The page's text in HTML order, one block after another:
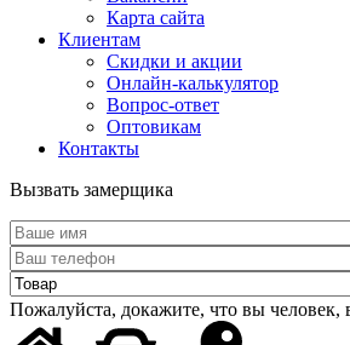
Карта сайта
Клиентам
Скидки и акции
Онлайн-калькулятор
Вопрос-ответ
Оптовикам
Контакты
Вызвать замерщика
Пожалуйста, докажите, что вы человек,